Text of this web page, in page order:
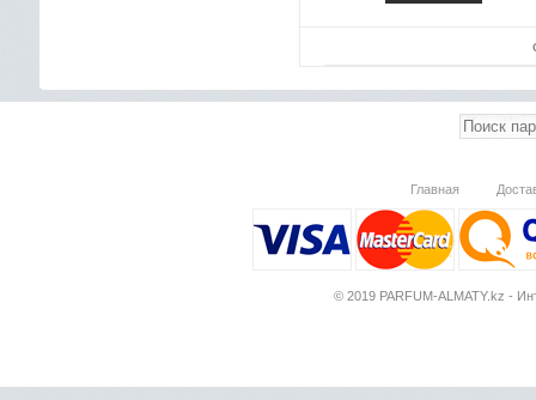
Главная
© 2019 PARFUM-ALMATY.kz -